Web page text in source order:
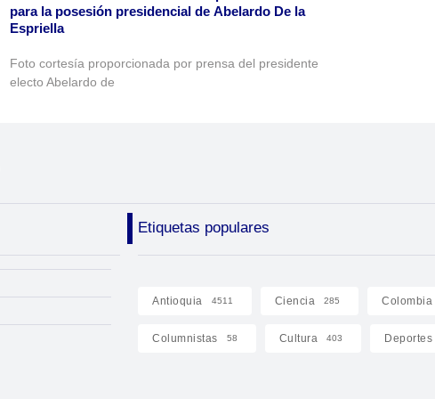
para la posesión presidencial de Abelardo De la
Espriella
Foto cortesía proporcionada por prensa del presidente
electo Abelardo de
Etiquetas populares
Antioquia 4511 Ciencia 285 Colombia
Columnistas 58 Cultura 403 Deportes